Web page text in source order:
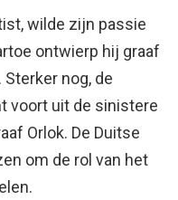
wilde zijn passie
ontwierp hij graaf
nog, de
voort uit de sinistere
Orlok. De Duitse
om de rol van het